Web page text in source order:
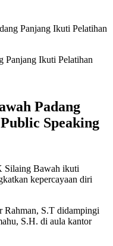
Panjang Ikuti Pelatihan
Padang
Speaking
Bawah ikuti
kepercayaan diri
Rahman, S.T didampingi
S.H. di aula kantor